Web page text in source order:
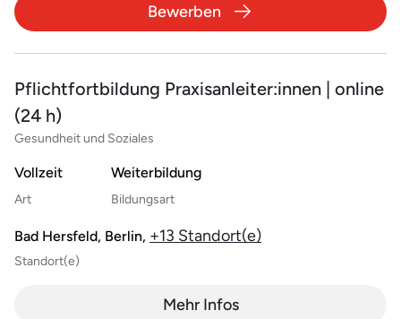
Bewerben
Pflichtfortbildung Praxisanleiter:innen | online
(24 h)
Gesundheit und Soziales
Vollzeit
Art
Weiterbildung
Bildungsart
Bad Hersfeld, Berlin, +13 Standort(e)
Standort(e)
Mehr Infos